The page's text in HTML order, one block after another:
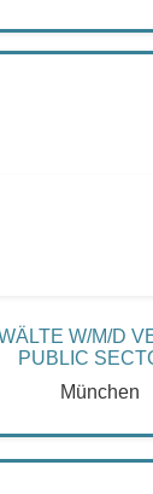
W/M/D
PUBLIC
München